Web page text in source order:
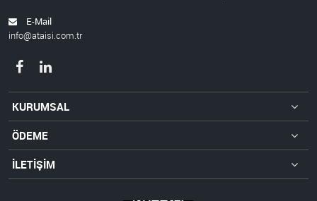
E-Mail
info@ataisi.com.tr
KURUMSAL
ÖDEME
İLETİŞİM